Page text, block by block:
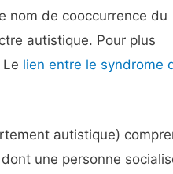
nom de cooccurrence du
autistique. Pour plus
lien entre le syndrome
autistique)
une personne